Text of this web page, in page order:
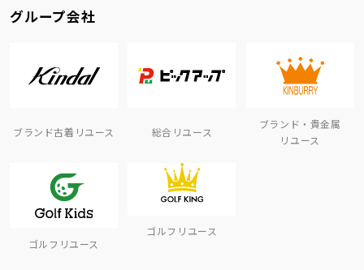
グループ会社
ブランド古着リユース 総合リユース
ブランド・貴金属
リユース
ゴルフリユース
ゴルフリユース